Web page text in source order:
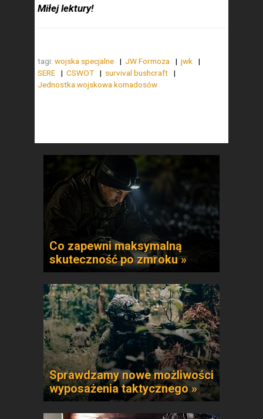
Miłej lektury!
tagi: wojska specjalne JW Formoza
jwk
SERE
CSWOT
survival bushcraft
Jednostka wojskowa komadosów
Co zapewni maksymalną
skuteczność po zmroku »
Sprawdzamy nowe możliwości
wyposażenia taktycznego »